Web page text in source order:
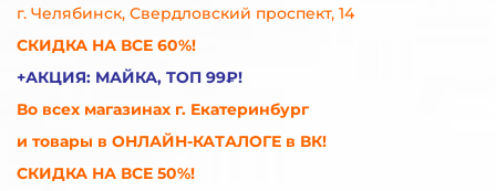
г. Челябинск, Свердловский проспект, 14
СКИДКА НА ВСЕ 60%!
+АКЦИЯ: МАЙКА, ТОП 99₽!
Во всех магазинах г. Екатеринбург
и товары в ОНЛАЙН-КАТАЛОГЕ в ВК!
СКИДКА НА ВСЕ 50%!